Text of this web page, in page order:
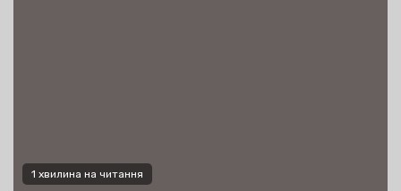
1 хвилина на читання